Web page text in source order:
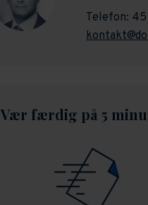
Telefon: 45
Vær færdig på 5